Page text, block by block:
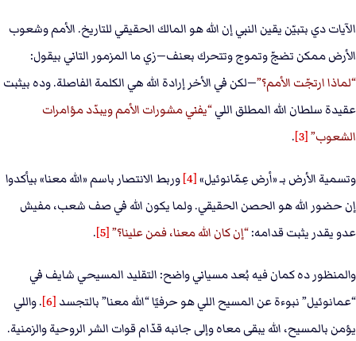
الآيات دي بتبيّن يقين النبي إن الله هو المالك الحقيقي للتاريخ. الأمم وشعوب
الأرض ممكن تضجّ وتموج وتتحرك بعنف—زي ما المزمور التاني بيقول:
لماذا ارتجّت الأمم؟ —لكن في الأخر إرادة الله هي الكلمة الفاصلة. وده بيثبت
عقيدة سلطان الله المطلق اللي يفني مشورات الأمم ويبدّد مؤامرات
الشعوب [3]
.
وتسمية الأرض بـ «أرض عِمّانوئيل»[4]
وربط الانتصار باسم «الله معنا» بيأكدوا
إن حضور الله هو الحصن الحقيقي. ولما يكون الله في صف شعب، مفيش
عدو يقدر يثبت قدامه: إن كان الله معنا، فمن علينا؟ [5]
.
والمنظور ده كمان فيه بُعد مسياني واضح: التقليد المسيحي شايف في
“عمانوئيل” نبوءة عن المسيح اللي هو حرفيًا “الله معنا” بالتجسد [6]
. واللي
يؤمن بالمسيح، الله يبقى معاه وإلى جانبه قدّام قوات الشر الروحية والزمنية.